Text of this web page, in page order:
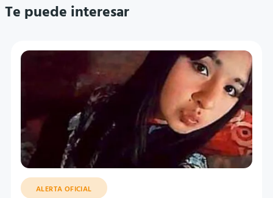
Te puede interesar
ALERTA OFICIAL